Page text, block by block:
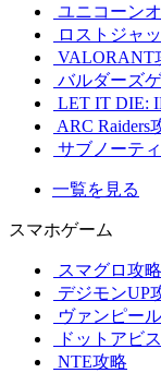
ユニコーン
ロストジャ
VALORANT
バルダーズ
LET IT DIE:
ARC Raiders
サブノーテ
一覧を見る
スマホゲーム
スマグロ攻略
デジモンUP
ヴァンピー
ドットアビ
NTE攻略